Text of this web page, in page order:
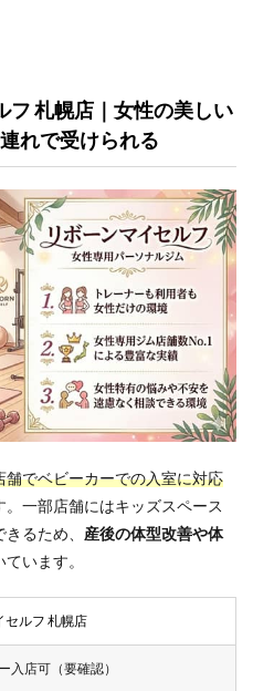
フ 札幌店｜女性の美しい
れで受けられる
舗でベビーカーでの入室に対応
一部店舗にはキッズスペース
るため、 産後の体型改善や体
います。
セルフ 札幌店
入店可（要確認）